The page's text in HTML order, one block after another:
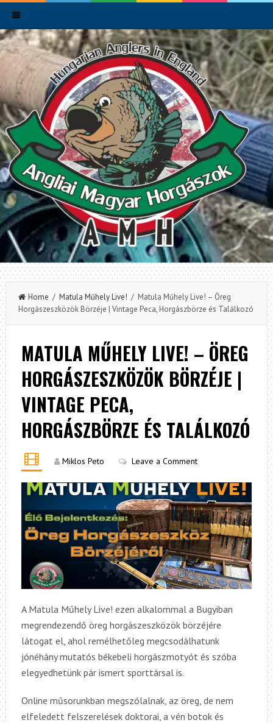
Home / Matula Műhely Live! / Matula Műhely Live! – Öreg
Horgászeszközök Börzéje | Vintage Peca, Horgászbörze és Találkozó
MATULA MŰHELY LIVE! – ÖREG
HORGÁSZESZKÖZÖK BÖRZÉJE |
VINTAGE PECA,
HORGÁSZBÖRZE ÉS TALÁLKOZÓ
Miklos Peto Leave a Comment
A Matula Műhely Live! ezen alkalommal a Bugyiban
megrendezendő öreg horgászeszközök börzéjére
látogat el, ahol remélhetőleg megcsodálhatunk
jónéhány mutatós békebeli horgászmotyót és szóba
elegyedhetünk pár ismert sporttársal is.
Online műsorunkban megszólalnak, az öreg, de nem
elfeledett felszerelések doktorai, a vén botok és